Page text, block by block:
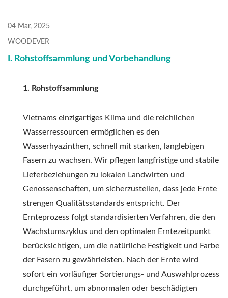
04 Mar, 2025
WOODEVER
I. Rohstoffsammlung und Vorbehandlung
1. Rohstoffsammlung
Vietnams einzigartiges Klima und die reichlichen
Wasserressourcen ermöglichen es den
Wasserhyazinthen, schnell mit starken, langlebigen
Fasern zu wachsen. Wir pflegen langfristige und stabile
Lieferbeziehungen zu lokalen Landwirten und
Genossenschaften, um sicherzustellen, dass jede Ernte
strengen Qualitätsstandards entspricht. Der
Ernteprozess folgt standardisierten Verfahren, die den
Wachstumszyklus und den optimalen Erntezeitpunkt
berücksichtigen, um die natürliche Festigkeit und Farbe
der Fasern zu gewährleisten. Nach der Ernte wird
sofort ein vorläufiger Sortierungs- und Auswahlprozess
durchgeführt, um abnormalen oder beschädigten